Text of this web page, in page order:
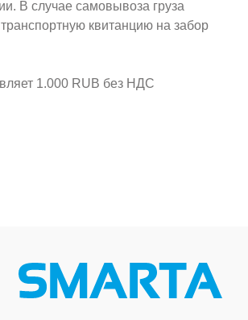
В случае самовывоза груза
квитанцию на забор
1.000 RUB без НДС